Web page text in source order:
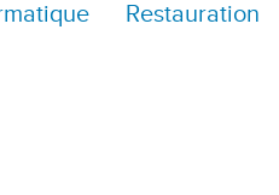
Restauration